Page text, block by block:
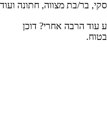
בת מצווה, חתונה ועוד
הרבה אחרי? דוכן